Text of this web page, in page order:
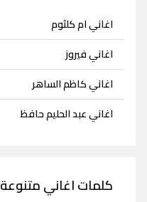
اغاني ام كلثوم
اغاني فيروز
اغاني كاظم الساهر
اغاني عبد الحليم حافظ
كلمات اغاني متنوعة